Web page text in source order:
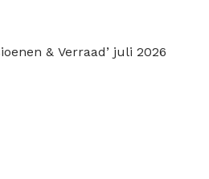
& Verraad’ juli 2026